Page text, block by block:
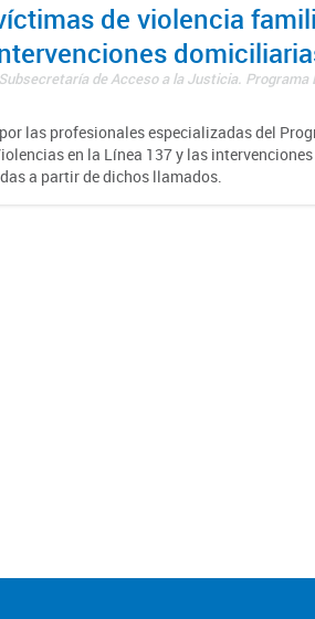
de violencia
de Acceso a la Justicia. Programa
las profesionales especializadas del
en la Línea 137 y las intervenciones
a partir de dichos llamados.